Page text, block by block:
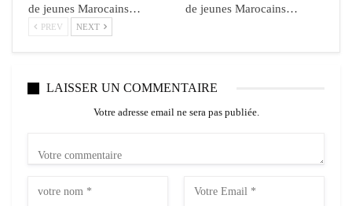
de jeunes Marocains…
de jeunes Marocains…
PREV NEXT
LAISSER UN COMMENTAIRE
Votre adresse email ne sera pas publiée.